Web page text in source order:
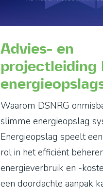
Advies- en
projectleiding
Waarom DSNRG
slimme energieopslag
Energieopslag speelt
rol in het efficiënt
energieverbruik en -
een doordachte aanpak